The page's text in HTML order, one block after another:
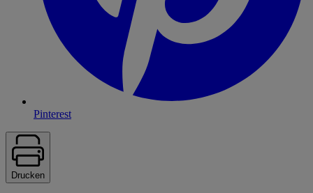
Pinterest
Drucken